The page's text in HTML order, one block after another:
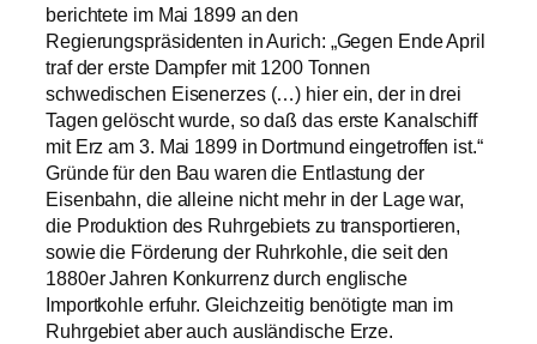
berichtete im Mai 1899 an den
Regierungspräsidenten in Aurich: „Gegen Ende April
traf der erste Dampfer mit 1200 Tonnen
schwedischen Eisenerzes (…) hier ein, der in drei
Tagen gelöscht wurde, so daß das erste Kanalschiff
mit Erz am 3. Mai 1899 in Dortmund eingetroffen ist.“
Gründe für den Bau waren die Entlastung der
Eisenbahn, die alleine nicht mehr in der Lage war,
die Produktion des Ruhrgebiets zu transportieren,
sowie die Förderung der Ruhrkohle, die seit den
1880er Jahren Konkurrenz durch englische
Importkohle erfuhr. Gleichzeitig benötigte man im
Ruhrgebiet aber auch ausländische Erze.